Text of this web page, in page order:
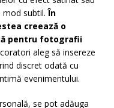
mod subtil.În
creează o
pentru fotografii
aleg să insereze
discret odată cu
evenimentului.
se pot adăuga